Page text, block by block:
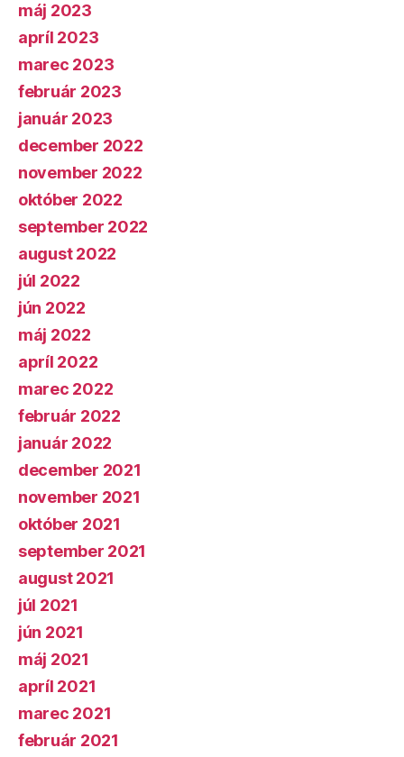
máj 2023
apríl 2023
marec 2023
február 2023
január 2023
december 2022
november 2022
október 2022
september 2022
august 2022
júl 2022
jún 2022
máj 2022
apríl 2022
marec 2022
február 2022
január 2022
december 2021
november 2021
október 2021
september 2021
august 2021
júl 2021
jún 2021
máj 2021
apríl 2021
marec 2021
február 2021